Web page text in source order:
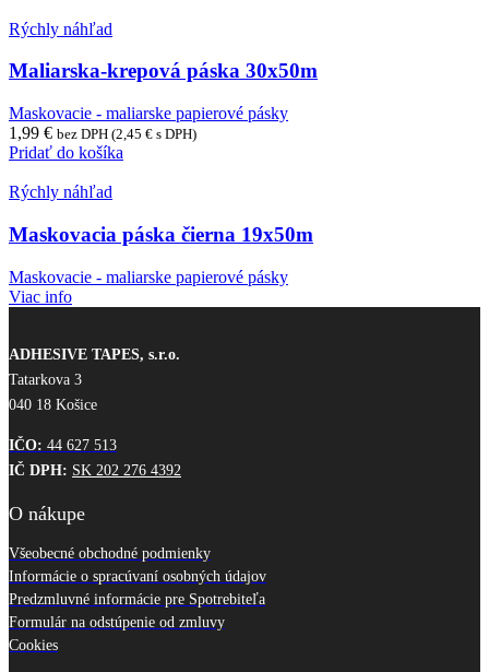
Rýchly náhľad
Maliarska-krepová páska 30x50m
Maskovacie - maliarske papierové pásky
1,99 € bez DPH (2,45 € s DPH)
Pridať do košíka
Rýchly náhľad
Maskovacia páska čierna 19x50m
Maskovacie - maliarske papierové pásky
Viac info
ADHESIVE TAPES, s.r.o.
Tatarkova 3
040 18 Košice
IČO: 44 627 513
IČ DPH: SK 202 276 4392
O nákupe
Všeobecné obchodné podmienky
Informácie o spracúvaní osobných údajov
Predzmluvné informácie pre Spotrebiteľa
Formulár na odstúpenie od zmluvy
Cookies